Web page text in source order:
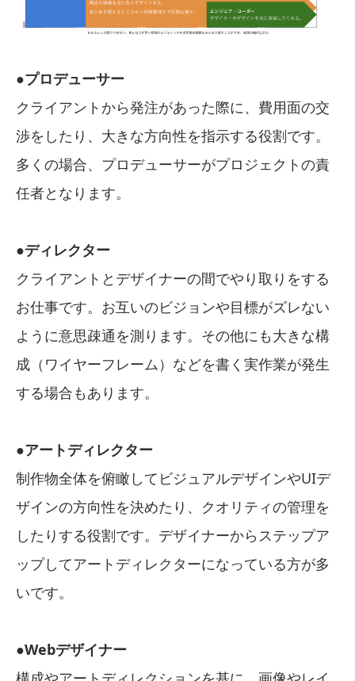
●プロデューサー
クライアントから発注があった際に、費用面の交
渉をしたり、大きな方向性を指示する役割です。
多くの場合、プロデューサーがプロジェクトの責
任者となります。
●ディレクター
クライアントとデザイナーの間でやり取りをする
お仕事です。お互いのビジョンや目標がズレない
ように意思疎通を測ります。その他にも大きな構
成（ワイヤーフレーム）などを書く実作業が発生
する場合もあります。
●アートディレクター
制作物全体を俯瞰してビジュアルデザインやUIデ
ザインの方向性を決めたり、クオリティの管理を
したりする役割です。デザイナーからステップア
ップしてアートディレクターになっている方が多
いです。
●Webデザイナー